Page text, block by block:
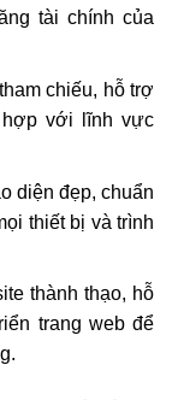
tài chính của
chiếu, hỗ trợ
với lĩnh vực
diện đẹp, chuẩn
thiết bị và trình
thành thạo, hỗ
trang web để